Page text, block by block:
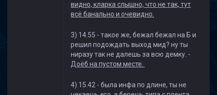
видно, кларка слышно, что не так, тут
всё банально и очевидно.
3) 14.55 - такое же, бежал бежал на Б и
решил подождать выход мид? ну ты
ниразу так не далешь за всю демку. -
Доёб на пустом месте.
4) 15.42 - была инфа по длине, ты не